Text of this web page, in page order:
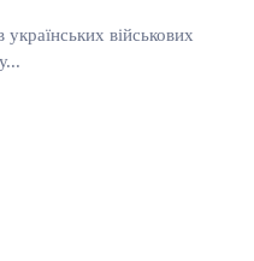
військових